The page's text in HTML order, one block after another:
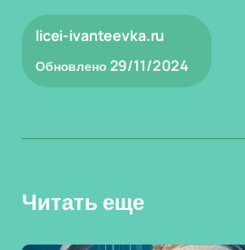
licei-ivanteevka.ru
Обновлено 29/11/2024
Читать еще